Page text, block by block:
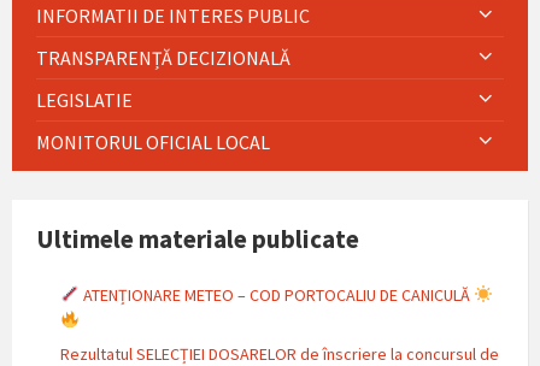
INFORMATII DE INTERES PUBLIC
TRANSPARENȚĂ DECIZIONALĂ
LEGISLATIE
MONITORUL OFICIAL LOCAL
Ultimele materiale publicate
ATENȚIONARE METEO – COD PORTOCALIU DE CANICULĂ
Rezultatul SELECȚIEI DOSARELOR de înscriere la concursul de